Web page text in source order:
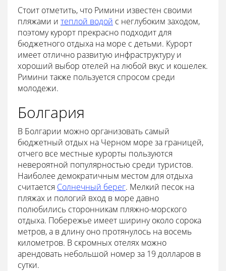
Стоит отметить, что Римини известен своими
пляжами и теплой водой с неглубоким заходом,
поэтому курорт прекрасно подходит для
бюджетного отдыха на море с детьми. Курорт
имеет отлично развитую инфраструктуру и
хороший выбор отелей на любой вкус и кошелек.
Римини также пользуется спросом среди
молодежи.
Болгария
В Болгарии можно организовать самый
бюджетный отдых на Черном море за границей,
отчего все местные курорты пользуются
невероятной популярностью среди туристов.
Наиболее демократичным местом для отдыха
считается Солнечный берег. Мелкий песок на
пляжах и пологий вход в море давно
полюбились сторонникам пляжно-морского
отдыха. Побережье имеет ширину около сорока
метров, а в длину оно протянулось на восемь
километров. В скромных отелях можно
арендовать небольшой номер за 19 долларов в
сутки.